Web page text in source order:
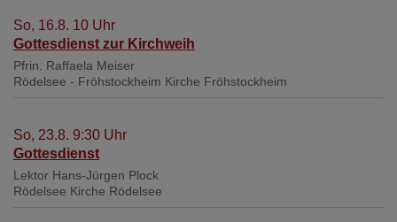
So, 16.8. 10 Uhr
Gottesdienst zur Kirchweih
Pfrin. Raffaela Meiser
Rödelsee - Fröhstockheim Kirche Fröhstockheim
So, 23.8. 9:30 Uhr
Gottesdienst
Lektor Hans-Jürgen Plock
Rödelsee Kirche Rödelsee